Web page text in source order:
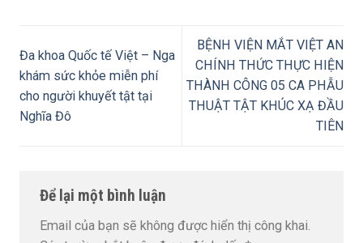
Đa khoa Quốc tế Việt – Nga
khám sức khỏe miễn phí
cho người khuyết tật tại
Nghĩa Đô
BỆNH VIỆN MẮT VIỆT AN
CHÍNH THỨC THỰC HIỆN
THÀNH CÔNG 05 CA PHẪU
THUẬT TẬT KHÚC XẠ ĐẦU
TIÊN
Để lại một bình luận
Email của bạn sẽ không được hiển thị công khai.